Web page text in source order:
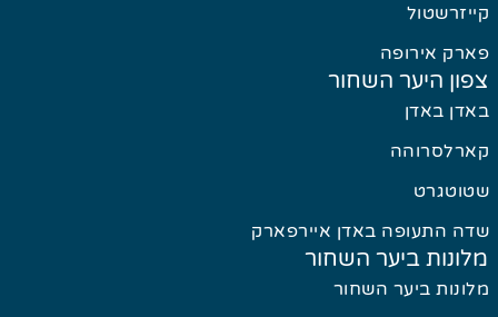
קייזרשטול
פארק אירופה
צפון היער השחור
באדן באדן
קארלסרוהה
שטוטגרט
שדה התעופה באדן איירפארק
מלונות ביער השחור
מלונות ביער השחור